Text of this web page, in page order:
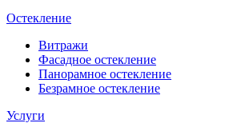
Остекление
Витражи
Фасадное остекление
Панорамное остекление
Безрамное остекление
Услуги